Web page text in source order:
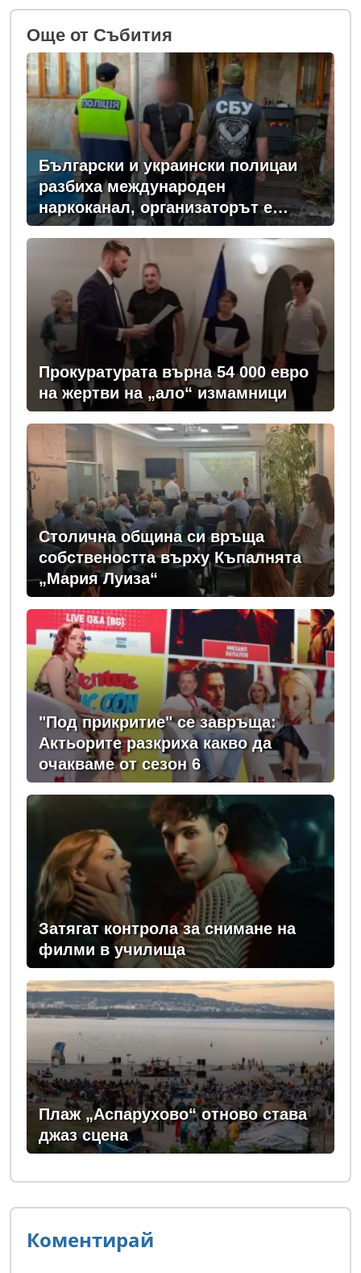
Oще от Събития
Български и украински полицаи
разбиха международен
наркоканал, организаторът е
задържан у нас
Прокуратурата върна 54 000 евро
на жертви на „ало“ измамници
Столична община си връща
собствеността върху Къпалнята
„Мария Луиза“
"Под прикритие" се завръща:
Актьорите разкриха какво да
очакваме от сезон 6
Затягат контрола за снимане на
филми в училища
Плаж „Аспарухово“ отново става
джаз сцена
Коментирай